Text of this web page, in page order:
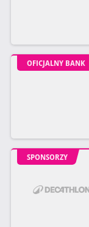
OFICJALNY BANK
SPONSORZY